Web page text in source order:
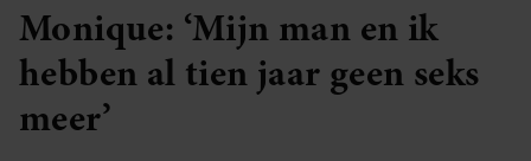
Monique: ‘Mijn man en ik
hebben al tien jaar geen seks
meer’